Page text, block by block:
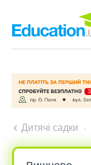
Дитячі садки